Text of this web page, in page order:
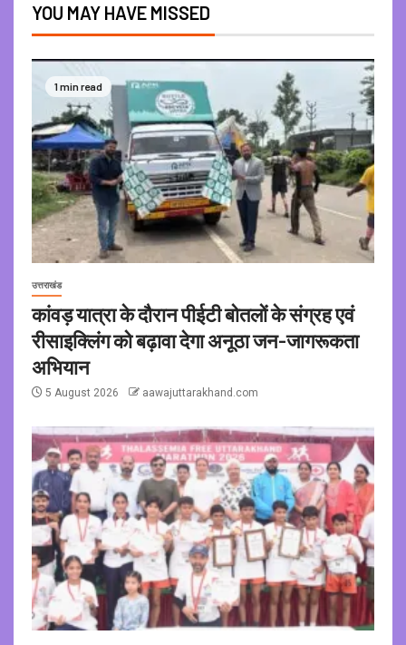
YOU MAY HAVE MISSED
1 min read
उत्तराखंड
कांवड़ यात्रा के दौरान पीईटी बोतलों के संग्रह एवं
रीसाइक्लिंग को बढ़ावा देगा अनूठा जन-जागरूकता
अभियान
5 August 2026 aawajuttarakhand.com